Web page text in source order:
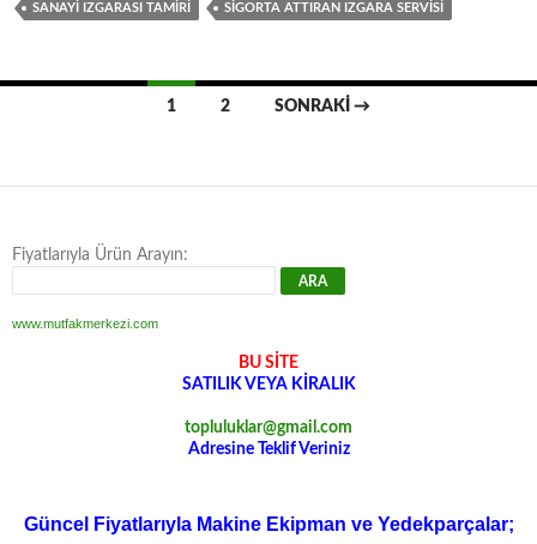
SANAYI IZGARASI TAMIRI SIGORTA ATTIRAN IZGARA SERVISI
1 2 SONRAKI →
Fiyatlarıyla Ürün Arayın:
www.mutfakmerkezi.com
BU SİTE
SATILIK VEYA KİRALIK
topluluklar@gmail.com
Adresine Teklif Veriniz
Güncel Fiyatlarıyla Makine Ekipman ve Yedekparçalar;